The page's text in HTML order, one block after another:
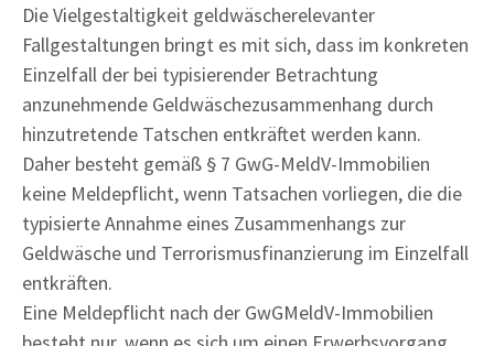
Die Vielgestaltigkeit geldwäscherelevanter
Fallgestaltungen bringt es mit sich, dass im konkreten
Einzelfall der bei typisierender Betrachtung
anzunehmende Geldwäschezusammenhang durch
hinzutretende Tatschen entkräftet werden kann.
Daher besteht gemäß § 7 GwG-MeldV-Immobilien
keine Meldepflicht, wenn Tatsachen vorliegen, die die
typisierte Annahme eines Zusammenhangs zur
Geldwäsche und Terrorismusfinanzierung im Einzelfall
entkräften.
Eine Meldepflicht nach der GwGMeldV-Immobilien